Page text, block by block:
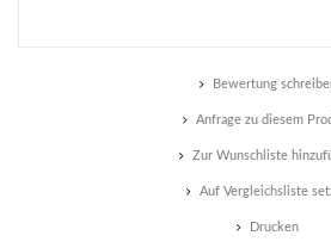
Bewertung
Anfrage zu diesem
Zur Wunschliste
Auf Vergleichsliste
Drucken